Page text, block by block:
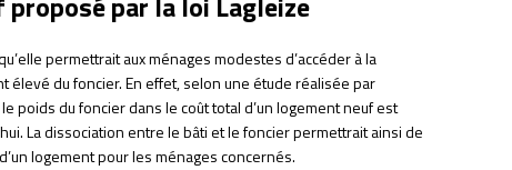
permettrait aux ménages modestes d’accéder à la
du foncier. En effet, selon une étude réalisée par
poids du foncier dans le coût total d’un logement neuf est
La dissociation entre le bâti et le foncier permettrait ainsi de
logement pour les ménages concernés.